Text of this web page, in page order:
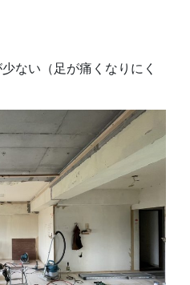
ない（足が痛くなりにく